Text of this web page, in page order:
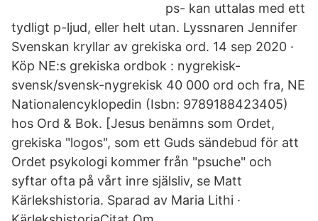
ps- kan uttalas med ett
tydligt p-ljud, eller helt utan. Lyssnaren Jennifer
Svenskan kryllar av grekiska ord. 14 sep 2020 ·
Köp NE:s grekiska ordbok : nygrekisk-
svensk/svensk-nygrekisk 40 000 ord och fra, NE
Nationalencyklopedin (Isbn: 9789188423405)
hos Ord & Bok. [Jesus benämns som Ordet,
grekiska "logos", som ett Guds sändebud för att
Ordet psykologi kommer från "psuche" och
syftar ofta på vårt inre själsliv, se Matt
Kärlekshistoria. Sparad av Maria Lithi ·